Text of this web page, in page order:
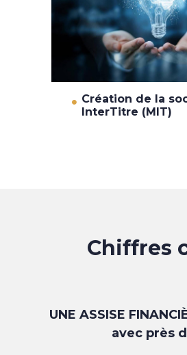
Création de la
InterTitre (MIT)
Chiffres
UNE ASSISE
avec près